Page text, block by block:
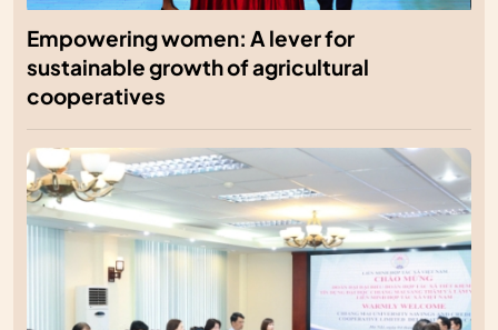
Empowering women: A lever for
sustainable growth of agricultural
cooperatives